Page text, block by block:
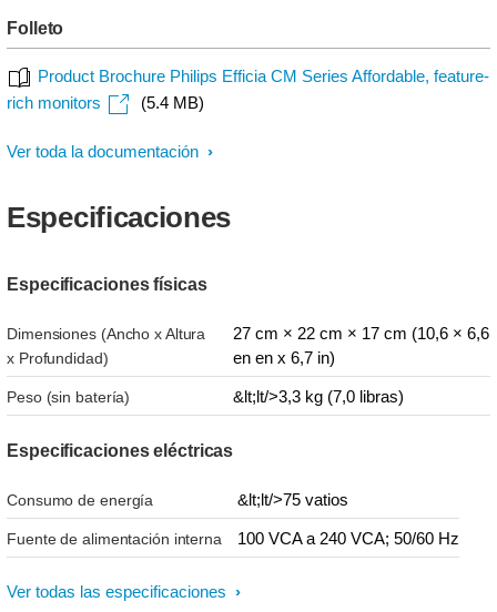
Folleto
Product Brochure Philips Efficia CM Series Affordable, feature-
rich monitors
(5.4 MB)
Ver toda la documentación
Especificaciones
Especificaciones físicas
Dimensiones (Ancho x Altura
x Profundidad)
27 cm × 22 cm × 17 cm (10,6 × 6,6
en en x 6,7 in)
Peso (sin batería) &lt;lt/>3,3 kg (7,0 libras)
Especificaciones eléctricas
Consumo de energía &lt;lt/>75 vatios
Fuente de alimentación interna 100 VCA a 240 VCA; 50/60 Hz
Ver todas las especificaciones